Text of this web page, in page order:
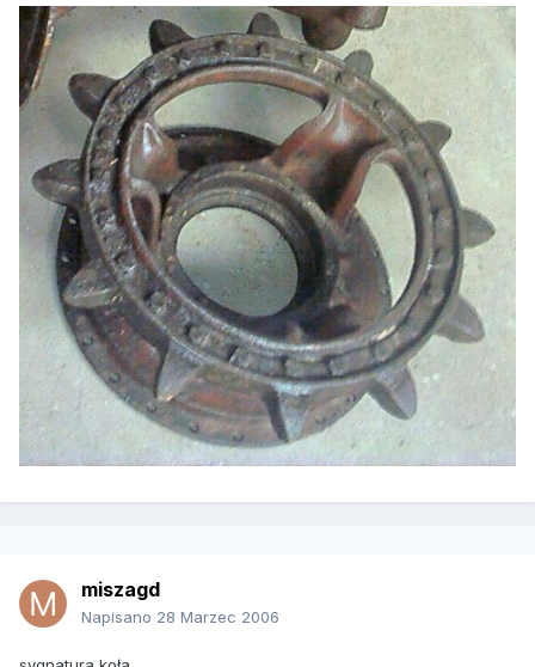
miszagd
Napisano 28 Marzec 2006